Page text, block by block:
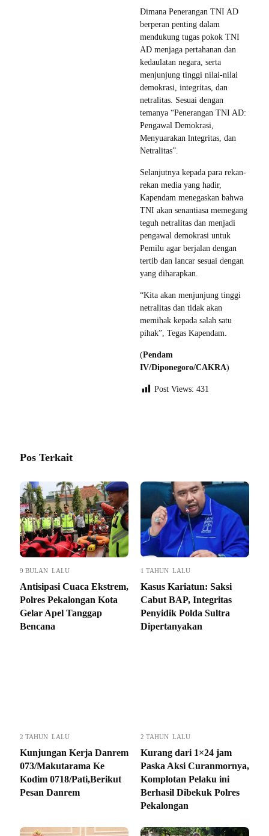
Dimana Penerangan TNI AD
berperan penting dalam
mendukung tugas pokok TNI
AD menjaga pertahanan dan
kedaulatan negara, serta
menjunjung tinggi nilai-nilai
demokrasi, integritas, dan
netralitas. Sesuai dengan
temanya “Penerangan TNI AD:
Pengawal Demokrasi,
Menyuarakan lntegritas, dan
Netralitas”.
Selanjutnya kepada para rekan-
rekan media yang hadir,
Kapendam menegaskan bahwa
TNI akan senantiasa memegang
teguh netralitas dan menjadi
pengawal demokrasi untuk
Pemilu agar berjalan dengan
tertib dan lancar sesuai dengan
yang diharapkan.
“Kita akan menjunjung tinggi
netralitas dan tidak akan
memihak kepada salah satu
pihak”, Tegas Kapendam.
(Pendam
IV/Diponegoro/CAKRA)
Post Views: 431
Pos Terkait
9 BULAN LALU
Antisipasi Cuaca Ekstrem,
Polres Pekalongan Kota
Gelar Apel Tanggap
Bencana
1 TAHUN LALU
Kasus Kariatun: Saksi
Cabut BAP, Integritas
Penyidik Polda Sultra
Dipertanyakan
2 TAHUN LALU
Kunjungan Kerja Danrem
073/Makutarama Ke
Kodim 0718/Pati,Berikut
Pesan Danrem
2 TAHUN LALU
Kurang dari 1×24 jam
Paska Aksi Curanmornya,
Komplotan Pelaku ini
Berhasil Dibekuk Polres
Pekalongan